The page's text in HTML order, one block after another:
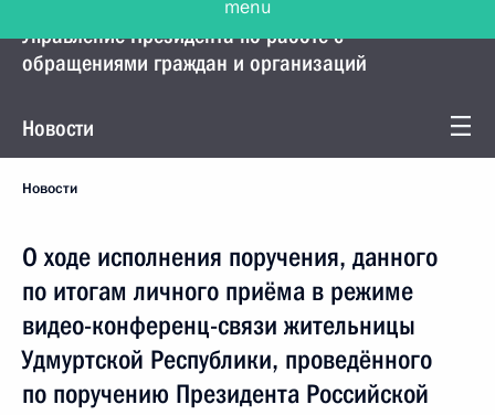
Управление Президента по работе с
обращениями граждан и организаций
Новости
Новости
О ходе исполнения поручения, данного
по итогам личного приёма в режиме
видео-конференц-связи жительницы
Удмуртской Республики, проведённого
по поручению Президента Российской